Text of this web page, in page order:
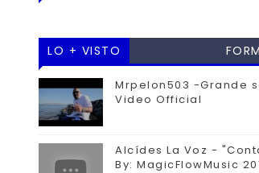
LO + VISTO
Mrpelon503 -Grande
Video Official
Alcídes La Voz -
By: MagicFlowMusic